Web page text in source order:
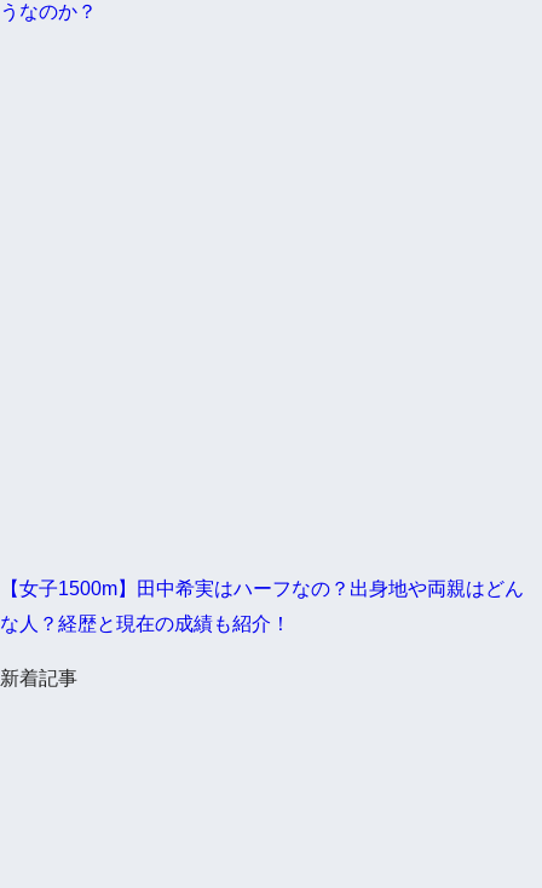
うなのか？
【女子1500m】田中希実はハーフなの？出身地や両親はどん
な人？経歴と現在の成績も紹介！
新着記事